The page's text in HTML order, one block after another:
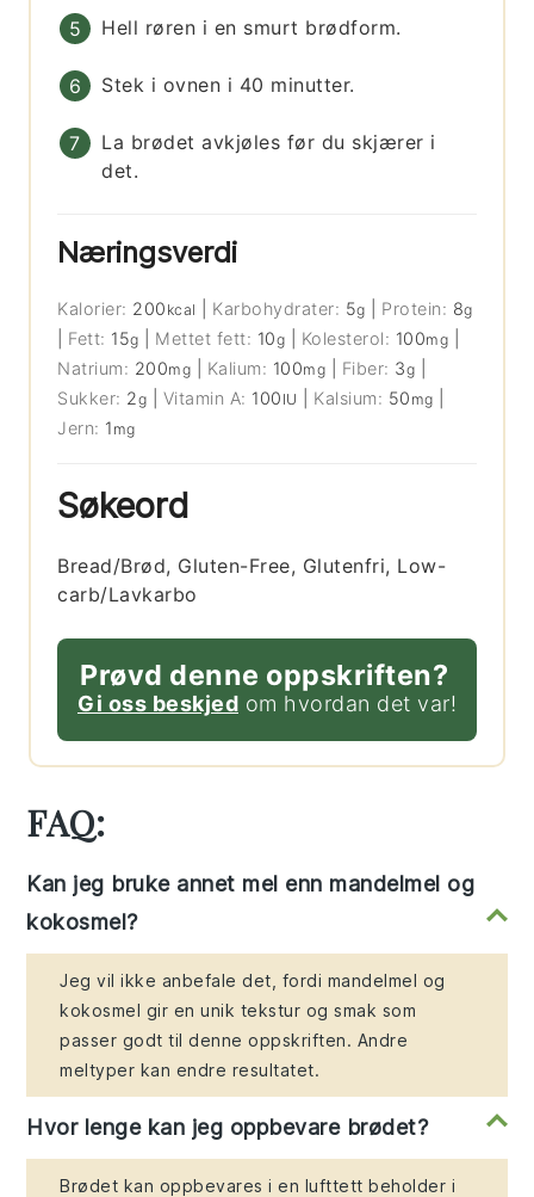
Hell røren i en smurt brødform.
Stek i ovnen i 40 minutter.
La brødet avkjøles før du skjærer i
det.
Næringsverdi
Kalorier: 200 kcal Karbohydrater: 5g Protein: 8g
Fett: 15g Mettet fett: 10g Kolesterol: 100mg
Natrium: 200mg Kalium: 100mg Fiber: 3g
Sukker: 2g Vitamin A: 100 IU Kalsium: 50 mg
Jern: 1 mg
Søkeord
Bread/Brød, Gluten-Free, Glutenfri, Low-
carb/Lavkarbo
Prøvd denne oppskriften?
Gi oss beskjed om hvordan det var!
FAQ:
Kan jeg bruke annet mel enn mandelmel og
kokosmel?
Jeg vil ikke anbefale det, fordi mandelmel og
kokosmel gir en unik tekstur og smak som
passer godt til denne oppskriften. Andre
meltyper kan endre resultatet.
Hvor lenge kan jeg oppbevare brødet?
Brødet kan oppbevares i en lufttett beholder i